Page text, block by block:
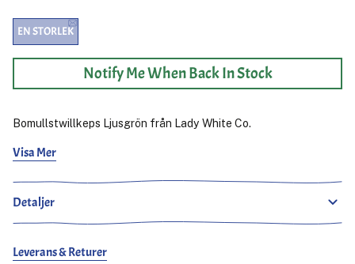
EN STORLEK
Notify Me When Back In Stock
Bomullstwillkeps Ljusgrön från Lady White Co.
Basebollkeps i slitstark japansk bomullstwill med justerbart
Visa Mer
Detaljer
Leverans & Returer